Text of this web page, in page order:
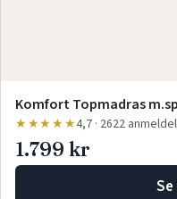
Komfort Topmadras
★★★★★4,7 · 2622
1.799 kr